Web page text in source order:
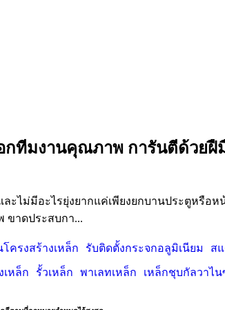
กทีมงานคุณภาพ การันตีด้วย
ะไม่มีอะไรยุ่งยากแค่เพียงยกบานประตูหรื
ขาดประสบกา...
โครงสร้างเหล็ก รับติดตั้งกระจกอลูมิเนียม ส
เหล็ก รั้วเหล็ก พาเลทเหล็ก เหล็กชุบกัลวาไน